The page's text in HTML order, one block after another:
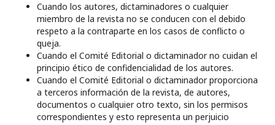
Cuando los autores, dictaminadores o cualquier
miembro de la revista no se conducen con el debido
respeto a la contraparte en los casos de conflicto o
queja.
Cuando el Comité Editorial o dictaminador no cuidan el
principio ético de confidencialidad de los autores.
Cuando el Comité Editorial o dictaminador proporciona
a terceros información de la revista, de autores,
documentos o cualquier otro texto, sin los permisos
correspondientes y esto representa un perjuicio